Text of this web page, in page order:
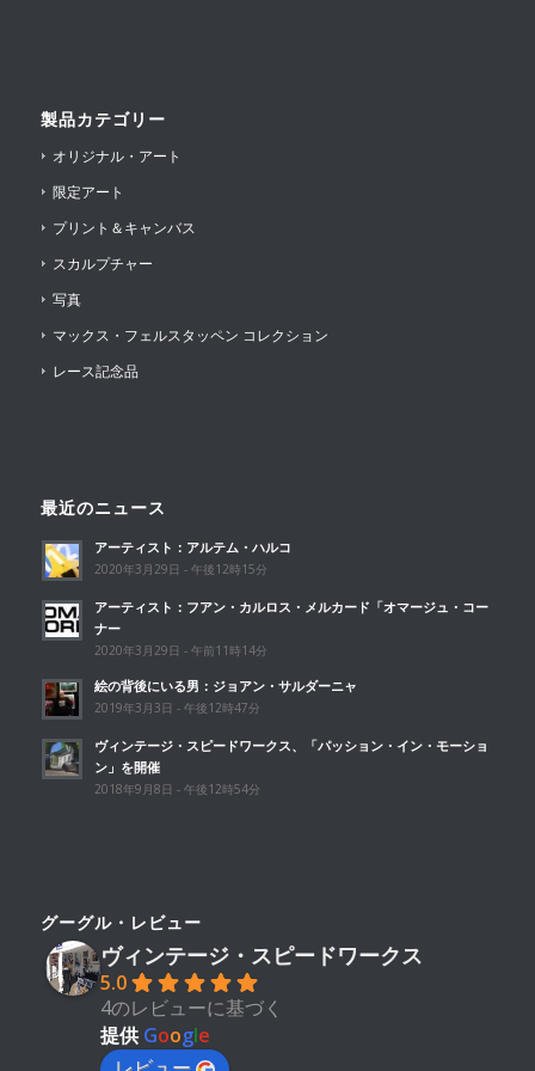
製品カテゴリー
オリジナル・アート
限定アート
プリント＆キャンバス
スカルプチャー
写真
マックス・フェルスタッペン コレクション
レース記念品
最近のニュース
アーティスト：アルテム・ハルコ
2020年3月29日 - 午後12時15分
アーティスト：フアン・カルロス・メルカード「オマージュ・コー
ナー
2020年3月29日 - 午前11時14分
絵の背後にいる男：ジョアン・サルダーニャ
2019年3月3日 - 午後12時47分
ヴィンテージ・スピードワークス、「パッション・イン・モーショ
ン」を開催
2018年9月8日 - 午後12時54分
グーグル・レビュー
ヴィンテージ・スピードワークス
5.0
4のレビューに基づく
提供 Google